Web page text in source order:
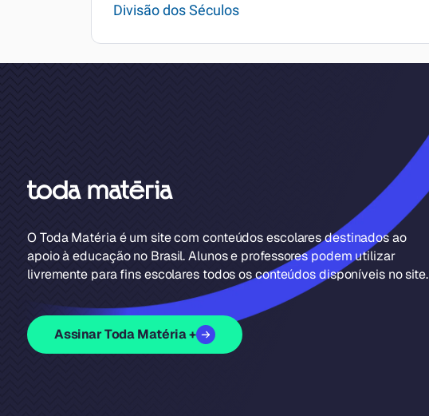
Divisão dos Séculos
O Toda Matéria é um site com conteúdos escolares destinados ao
apoio à educação no Brasil. Alunos e professores podem utilizar
livremente para fins escolares todos os conteúdos disponíveis no site.
Assinar Toda Matéria +